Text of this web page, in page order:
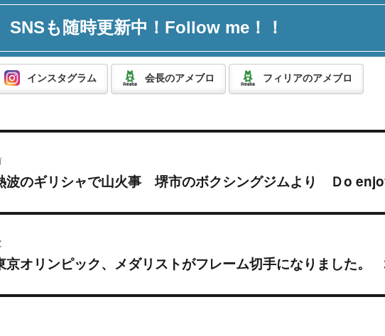
SNSも随時更新中！Follow me！！
インスタグラム 会長のアメブロ フィリアのアメブロ
:
波のギリシャで山火事 堺市のボクシングジムより Ｄo
京オリンピック、メダリストがフレーム切手になりました